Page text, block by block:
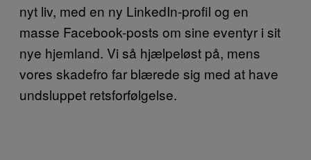
nyt liv, med en ny LinkedIn-profil og en
masse Facebook-posts om sine eventyr i sit
nye hjemland. Vi så hjælpeløst på, mens
vores skadefro far blærede sig med at have
undsluppet retsforfølgelse.